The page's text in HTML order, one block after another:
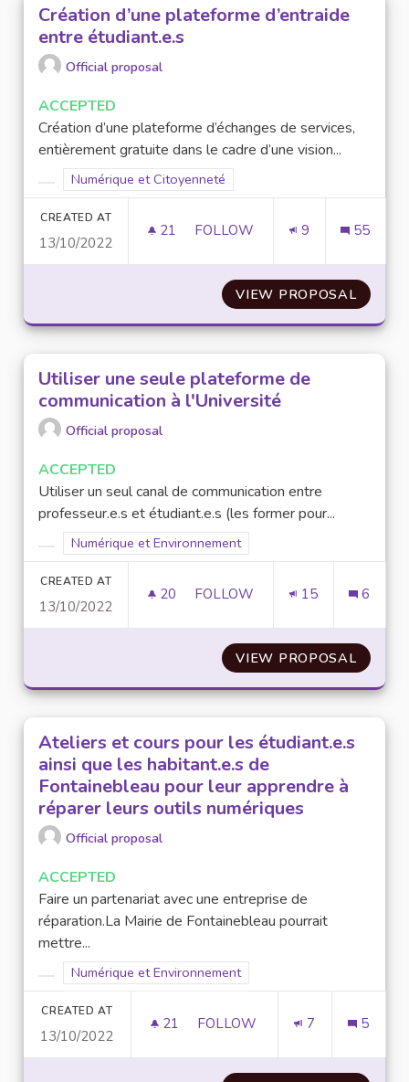
Création d’une plateforme d’entraide
entre étudiant.e.s
Official proposal
ACCEPTED
Création d’une plateforme d’échanges de services,
entièrement gratuite dans le cadre d’une vision...
Filter results for category:
Filter results for scope: Numérique et Citoyenneté
Numérique et Citoyenneté
CREATED AT
13/10/2022
21 21 FOLLOWERS
FOLLOW 9 55
VIEW PROPOSAL
Utiliser une seule plateforme de
communication à l'Université
Official proposal
ACCEPTED
Utiliser un seul canal de communication entre
professeur.e.s et étudiant.e.s (les former pour...
Filter results for category:
Filter results for scope: Numérique et Environnement
Numérique et Environnement
CREATED AT
13/10/2022
20 20 FOLLOWERS
FOLLOW 15 6
VIEW PROPOSAL
Ateliers et cours pour les étudiant.e.s
ainsi que les habitant.e.s de
Fontainebleau pour leur apprendre à
réparer leurs outils numériques
Official proposal
ACCEPTED
Faire un partenariat avec une entreprise de
réparation.La Mairie de Fontainebleau pourrait
mettre...
Filter results for category:
Filter results for scope: Numérique et Environnement
Numérique et Environnement
CREATED AT
13/10/2022
21 21 FOLLOWERS
FOLLOW 7 5